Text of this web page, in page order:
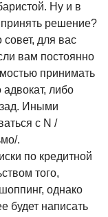
Ну и в
решение?
для вас
вам постоянно
принимать
либо
Иными
с N /
.
по кредитной
того,
однако
будет написать